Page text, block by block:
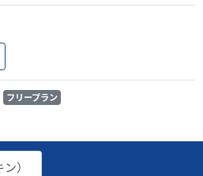
フリープラン
）